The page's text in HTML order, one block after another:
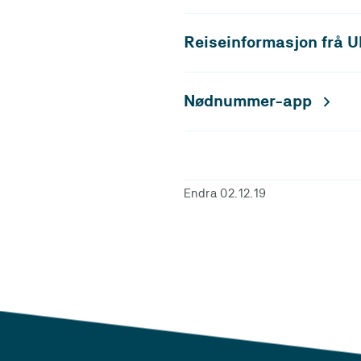
Reiseinformasjon frå
Nødnummer-app
Endra 02.12.19